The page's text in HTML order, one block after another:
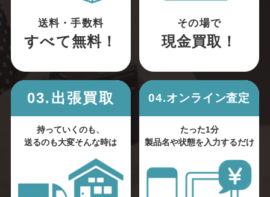
送料・手数料
すべて無料！
その場で
現金買取！
03.出張買取
持っていくのも、
送るのも大変そんな時は
04.オンライン査定
たった1分
製品名や状態を入力するだけ